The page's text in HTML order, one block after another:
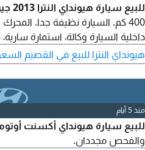
400 كم. السيارة نظيفة جدا.
داخلية السيارة وكالة، استمارة
هيونداي النترا للبيع في القصيم
منذ 5 أيام
والفحص مجددان.